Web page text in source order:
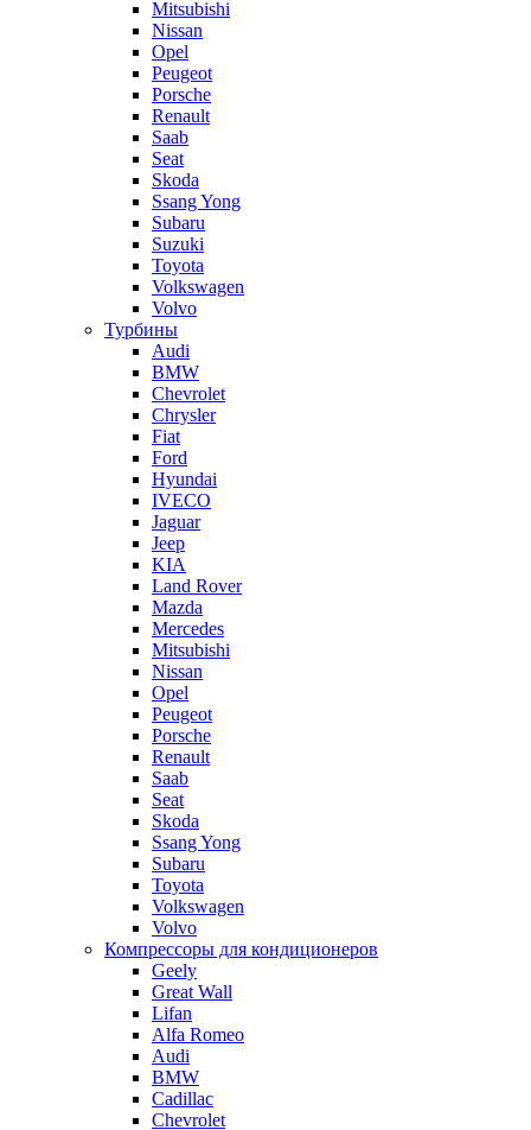
Mitsubishi
Nissan
Opel
Peugeot
Porsche
Renault
Saab
Seat
Skoda
Ssang Yong
Subaru
Suzuki
Toyota
Volkswagen
Volvo
Турбины
Audi
BMW
Chevrolet
Chrysler
Fiat
Ford
Hyundai
IVECO
Jaguar
Jeep
KIA
Land Rover
Mazda
Mercedes
Mitsubishi
Nissan
Opel
Peugeot
Porsche
Renault
Saab
Seat
Skoda
Ssang Yong
Subaru
Toyota
Volkswagen
Volvo
Компрессоры для кондиционеров
Geely
Great Wall
Lifan
Alfa Romeo
Audi
BMW
Cadillac
Chevrolet